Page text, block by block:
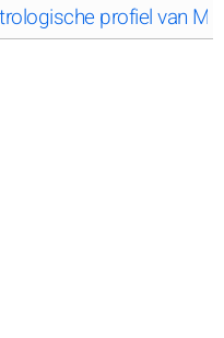
profiel van